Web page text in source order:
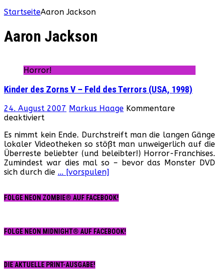
StartseiteAaron Jackson
Aaron Jackson
Horror!
Kinder des Zorns V – Feld des Terrors (USA, 1998)
24. August 2007 Markus Haage Kommentare
deaktiviertfür
des
Zorns
V
–
Feld
Terrors
(USA,
Es nimmt kein Ende. Durchstreift man die langen Gänge
lokaler Videotheken so stößt man unweigerlich auf die
Überreste beliebter (und beleibter!) Horror-Franchises.
Zumindest war dies mal so – bevor das Monster DVD
sich durch die … [vorspulen]
FOLGE NEON ZOMBIE® AUF FACEBOOK!
FOLGE NEON MIDNIGHT® AUF FACEBOOK!
DIE AKTUELLE PRINT-AUSGABE!